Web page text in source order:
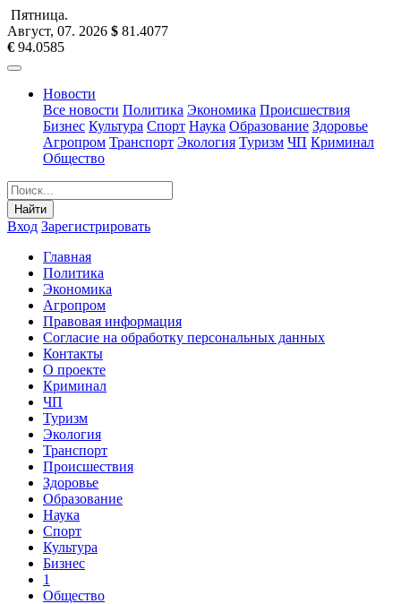
Пятница.
Август, 07. 2026 $ 81.4077
€ 94.0585
Новости
Все новости Политика Экономика Происшествия
Бизнес Культура Спорт Наука Образование Здоровье
Агропром Транспорт Экология Туризм ЧП Криминал
Общество
Найти
Вход Зарегистрировать
Главная
Политика
Экономика
Агропром
Правовая информация
Согласие на обработку персональных данных
Контакты
О проекте
Криминал
ЧП
Туризм
Экология
Транспорт
Происшествия
Здоровье
Образование
Наука
Спорт
Культура
Бизнес
1
Общество